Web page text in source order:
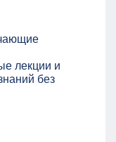
лекции и
без